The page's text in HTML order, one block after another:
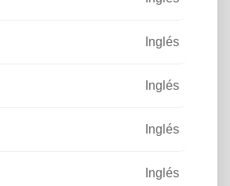
abaissement de puissance.
Inglés
Inglés
Inglés
Inglés